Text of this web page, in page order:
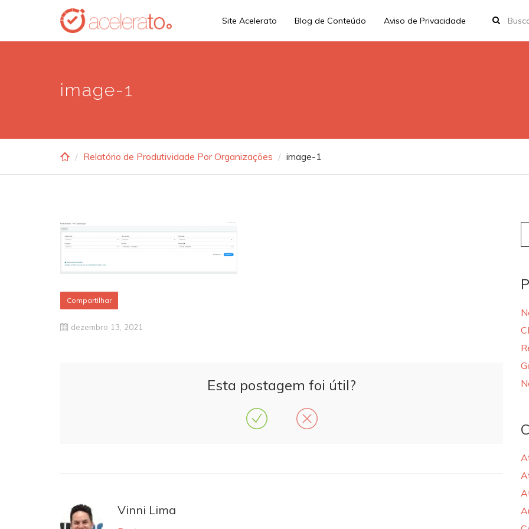
main
Site Acelerato Blog de Conteúdo Aviso de Privacidade
image-1
Relatório de Produtividade Por Organizações image-1
Compartilhar
dezembro 13, 2021
Esta postagem foi útil?
Vinni Lima